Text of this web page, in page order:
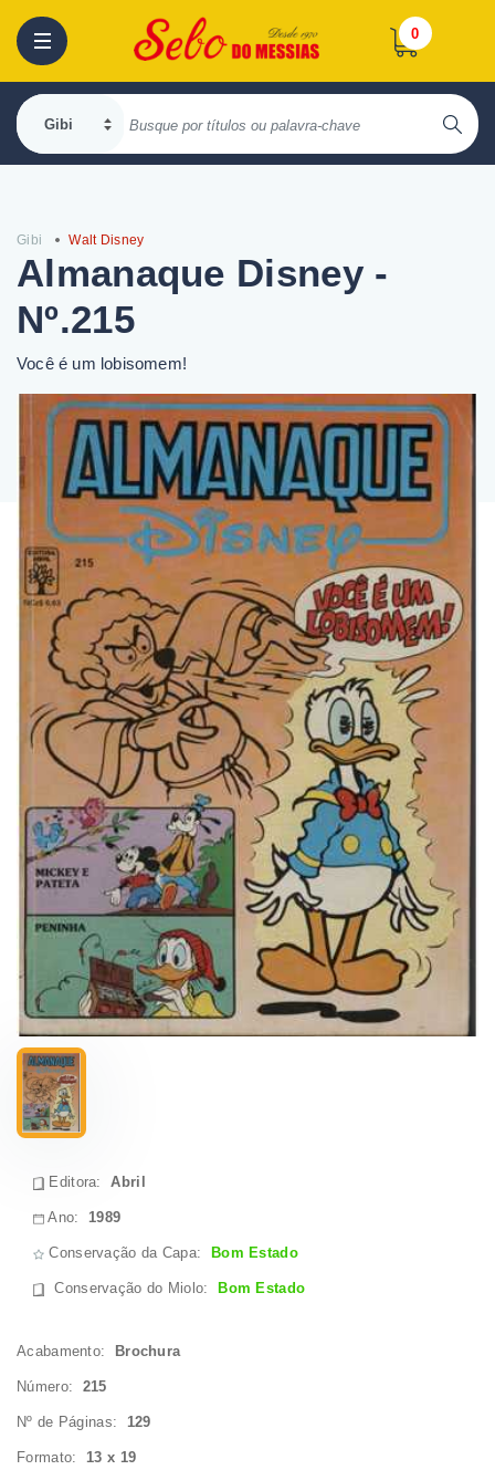
0
Gibi Walt Disney
Almanaque Disney -
Nº.215
Você é um lobisomem!
Editora:Abril
Ano:1989
Conservação da Capa: Bom Estado
Conservação do Miolo: Bom Estado
Acabamento: Brochura
Número: 215
Nº de Páginas: 129
Formato: 13 x 19